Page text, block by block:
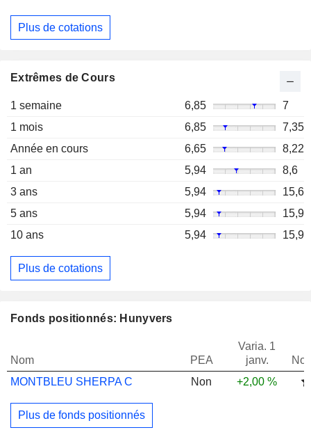
Plus de cotations
Extrêmes de Cours
1 semaine 6,85
7
1 mois
6,85
7,35
Année en cours
6,65
8,22
1 an
5,94
8,6
3 ans
5,94
15,6
5 ans
5,94
15,9
10 ans
5,94 15,9
Plus de cotations
Fonds positionnés: Hunyvers
Nom PEA
Varia. 1
janv.
MONTBLEU SHERPA C
Non +2,00 %
Plus de fonds positionnés